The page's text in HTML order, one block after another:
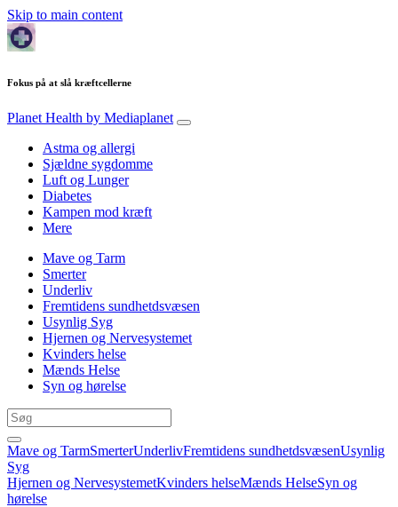
Skip to main content
Fokus på at slå kræftcellerne
Planet Health by Mediaplanet
Astma og allergi
Sjældne sygdomme
Luft og Lunger
Diabetes
Kampen mod kræft
Mere
Mave og Tarm
Smerter
Underliv
Fremtidens sundhetdsvæsen
Usynlig Syg
Hjernen og Nervesystemet
Kvinders helse
Mænds Helse
Syn og hørelse
Mave og TarmSmerterUnderlivFremtidens sundhetdsvæsenUsynlig
Syg
Hjernen og NervesystemetKvinders helseMænds HelseSyn og
hørelse